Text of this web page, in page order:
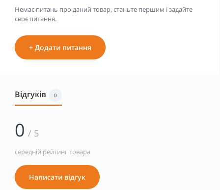
Немає питань про даний товар, станьте першим і задайте
своє питання.
+ Додати питання
Відгуків 0
0 / 5
середній рейтинг товара
Написати відгук